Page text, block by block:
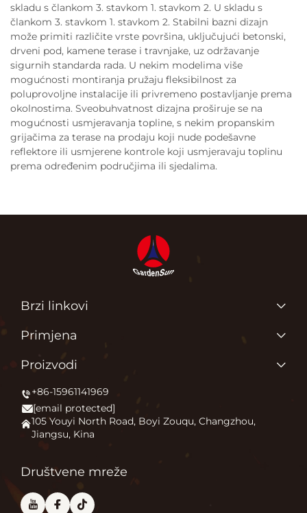
skladu s člankom 3. stavkom 1. stavkom 2. U skladu s
člankom 3. stavkom 1. stavkom 2. Stabilni bazni dizajn
može primiti različite vrste površina, uključujući betonski,
drveni pod, kamene terase i travnjake, uz održavanje
sigurnih standarda rada. U nekim modelima više
mogućnosti montiranja pružaju fleksibilnost za
poluprovoljne instalacije ili privremeno postavljanje prema
okolnostima. Sveobuhvatnost dizajna proširuje se na
mogućnosti usmjeravanja topline, s nekim propanskim
grijačima za terase na prodaju koji nude podešavne
reflektore ili usmjerene kontrole koji usmjeravaju toplinu
prema određenim područjima ili sjedalima.
Brzi linkovi
Glavna stranica
Novice
Primjena
Često Postavljana Pitanja
Primjena
Zašto volimo ono što radimo?
Proizvodi
Grejač terase
Kamin na otvorenom
Peć za pizzu
+86-15961141969
[email protected]
105 Youyi North Road, Boyi Zouqu, Changzhou,
Jiangsu, Kina
Društvene mreže